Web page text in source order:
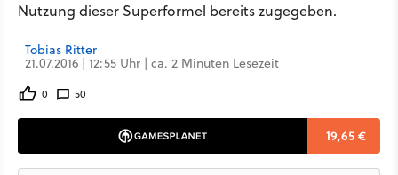
Nutzung dieser Superformel bereits zugegeben.
Tobias Ritter
21.07.2016 | 12:55 Uhr | ca. 2 Minuten Lesezeit
0 50
19,65 €